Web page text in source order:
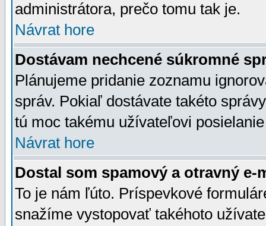
administrátora, prečo tomu tak je.
Návrat hore
Dostávam nechcené súkromné
Plánujeme pridanie zoznamu
správ. Pokiaľ dostávate takéto
tú moc takému užívateľovi
Návrat hore
Dostal som spamový a otravný e-
To je nám ľúto. Príspevkové
snažíme vystopovať takéhoto